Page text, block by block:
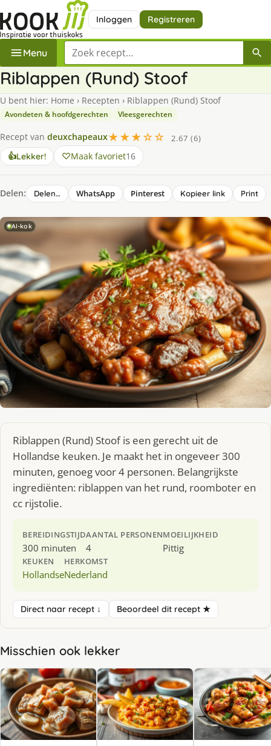
Inloggen Registreren
Menu Zoek een recept
Riblappen (Rund) Stoof
U bent hier: Home › Recepten › Riblappen (Rund) Stoof
Avondeten & hoofdgerechten Vleesgerechten
Recept van deuxchapeaux★★★☆☆
2.67 (6)
👍Lekker! Maak favoriet16
Delen: Delen… WhatsApp Pinterest Kopieer link Print
AI-kok
Riblappen (Rund) Stoof is een gerecht uit de
Hollandse keuken. Je maakt het in ongeveer 300
minuten, genoeg voor 4 personen. Belangrijkste
ingrediënten: riblappen van het rund, roomboter en
cc rijstolie.
BEREIDINGSTIJD
300 minuten
AANTAL PERSONEN
4
MOEILIJKHEID
Pittig
KEUKEN
Hollandse
HERKOMST
Nederland
Direct naar recept ↓ Beoordeel dit recept ★
Misschien ook lekker